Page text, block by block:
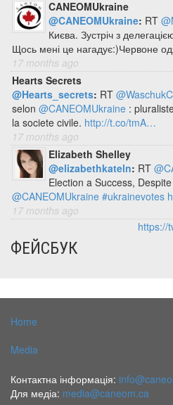
CANEOMUkraine
@CANEOMUkraine: RT
Києва. Зустріч з
Щось мені це нагадує:)Червоне
17 months ago
Hearts Secrets
@Hearts_secrets: RT
selon @CANEOMUkraine :
la societe civile. http://t.co/tmA…
17 months ago
Elizabeth Shelley
@elizabethkateln: RT
Election a Success,
@CANEOMUkraine #ukrainevotes
17 months ago
https://
ФЕЙСБУК
Home
Media
Контактна інформація:
Для медіа: media@caneom.ca